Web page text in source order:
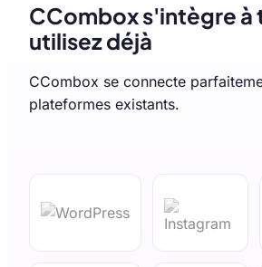
CCombox s'intègre à
utilisez déjà
CCombox se connecte
plateformes existants.